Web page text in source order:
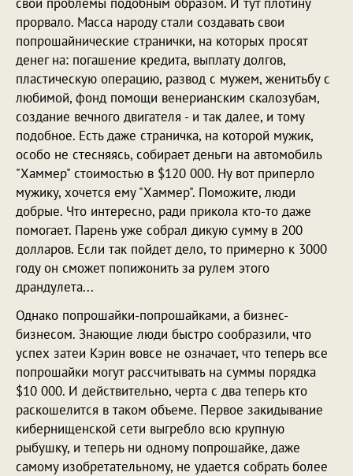
прорвало. Масса народу стали создавать свои
попрошайнические странички, на которых просят
денег на: погашение кредита, выплату долгов,
пластическую операцию, развод с мужем, женитьбу с
любимой, фонд помощи венерианским скалозубам,
создание вечного двигателя - и так далее, и тому
подобное. Есть даже страничка, на которой мужик,
особо не стесняясь, собирает деньги на автомобиль
"Хаммер" стоимостью в $120 000. Ну вот приперло
мужику, хочется ему "Хаммер". Поможите, люди
добрые. Что интересно, ради прикола кто-то даже
помогает. Парень уже собрал дикую сумму в 200
долларов. Если так пойдет дело, то примерно к 3000
году он сможет попижонить за рулем этого
драндулета...
Однако попрошайки-попрошайками, а бизнес-
бизнесом. Знающие люди быстро сообразили, что
успех затеи Кэрин вовсе не означает, что теперь все
попрошайки могут рассчитывать на суммы порядка
$10 000. И действительно, черта с два теперь кто
раскошелится в таком объеме. Первое закидывание
кибернищенской сети выгребло всю крупную
рыбушку, и теперь ни одному попрошайке, даже
самому изобретательному, не удается собрать более